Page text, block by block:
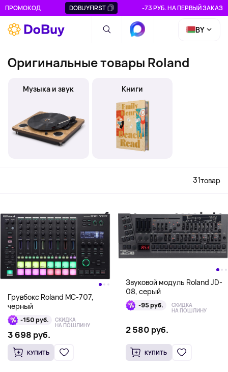
ПРОМОКОД DOBUYFIRST -73 РУБ. НА ПЕРВЫЙ ЗАКАЗ
BY
Оригинальные товары Roland
Музыка и звук Книги
31товар
Грувбокс Roland MC-707,
черный
-150 руб. СКИДКА
НА ПОШЛИНУ
3 698 руб.
КУПИТЬ
Звуковой модуль Roland JD-
08, серый
-95 руб. СКИДКА
НА ПОШЛИНУ
2 580 руб.
КУПИТЬ